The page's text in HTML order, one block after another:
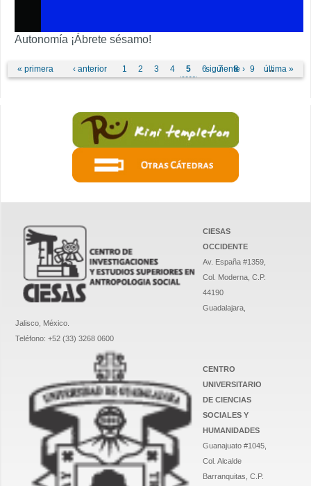
Autonomía ¡Ábrete sésamo!
Páginas
« primera ‹ anterior 1 2 3 4 5 6 7 8 9 …
siguiente › última »
CIESAS
OCCIDENTE
Av. España #1359,
Col. Moderna, C.P.
44190
Guadalajara,
Jalisco, México.
Teléfono: +52 (33) 3268 0600
CENTRO
UNIVERSITARIO
DE CIENCIAS
SOCIALES Y
HUMANIDADES
Guanajuato #1045,
Col. Alcalde
Barranquitas, C.P.